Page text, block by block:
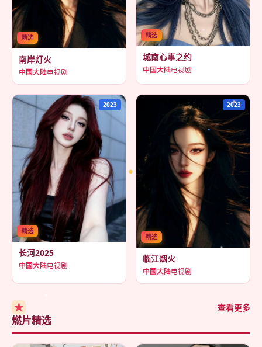
精选
南岸灯火
中国大陆电视剧
精选
城南心事之约
中国大陆电视剧
精选
2023
长河2025
中国大陆电视剧
精选
2023
临江烟火
中国大陆电视剧
★
燃片精选
查看更多